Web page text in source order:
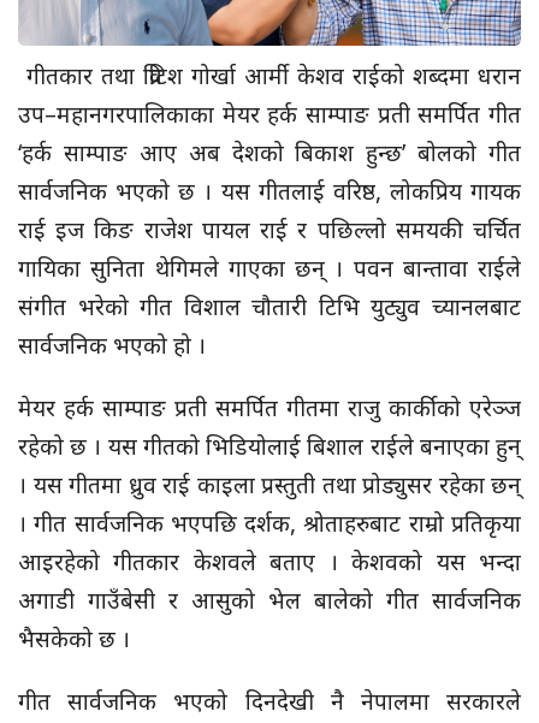
गीतकार तथा व्रिटिश गोर्खा आर्मी केशव राईको शब्दमा धरान
उप–महानगरपालिकाका मेयर हर्क साम्पाङ प्रती समर्पित गीत
‘हर्क साम्पाङ आए अब देशको बिकाश हुन्छ’ बोलको गीत
सार्वजनिक भएको छ । यस गीतलाई वरिष्ठ, लोकप्रिय गायक
राई इज किङ राजेश पायल राई र पछिल्लो समयकी चर्चित
गायिका सुनिता थेगिमले गाएका छन् । पवन बान्तावा राईले
संगीत भरेको गीत विशाल चौतारी टिभि युट्युव च्यानलबाट
सार्वजनिक भएको हो ।
मेयर हर्क साम्पाङ प्रती समर्पित गीतमा राजु कार्कीको एरेञ्ज
रहेको छ । यस गीतको भिडियोलाई बिशाल राईले बनाएका हुन्
। यस गीतमा ध्रुव राई काइला प्रस्तुती तथा प्रोड्युसर रहेका छन्
। गीत सार्वजनिक भएपछि दर्शक, श्रोताहरुबाट राम्रो प्रतिकृया
आइरहेको गीतकार केशवले बताए । केशवको यस भन्दा
अगाडी गाउँबेसी र आसुको भेल बालेको गीत सार्वजनिक
भैसकेको छ ।
गीत सार्वजनिक भएको दिनदेखी नै नेपालमा सरकारले